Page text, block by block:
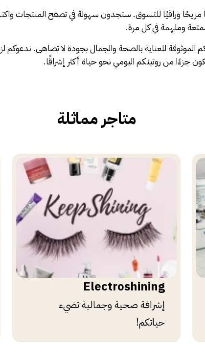
وراقيًا للتسوق. ستجدون سهولة في تصفح المنتجات
وملهمة في كل مرة.
الموثوقة للعناية بالصحة والجمال بجودة لا تضاهى. ندعوكم
جزءًا من روتينكم اليومي نحو حياة أكثر إشراقًا.
متاجر مماثلة
Electroshining
إشراقة صحية وجمالية تضيء
حياتكم!